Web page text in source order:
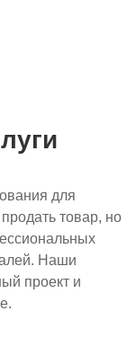
для
товар, но
Наши
проект и